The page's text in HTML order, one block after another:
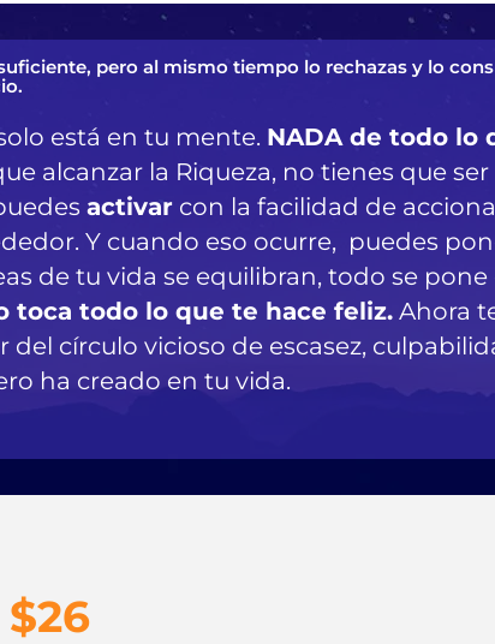
pero al mismo tiempo lo rechazas y lo
está en tu mente. NADA de todo lo
alcanzar la Riqueza, no tienes que
activar con la facilidad de
Y cuando eso ocurre, puedes
de tu vida se equilibran, todo se pone
toca todo lo que te hace feliz.Ahora
círculo vicioso de escasez,
ha creado en tu vida.
$26